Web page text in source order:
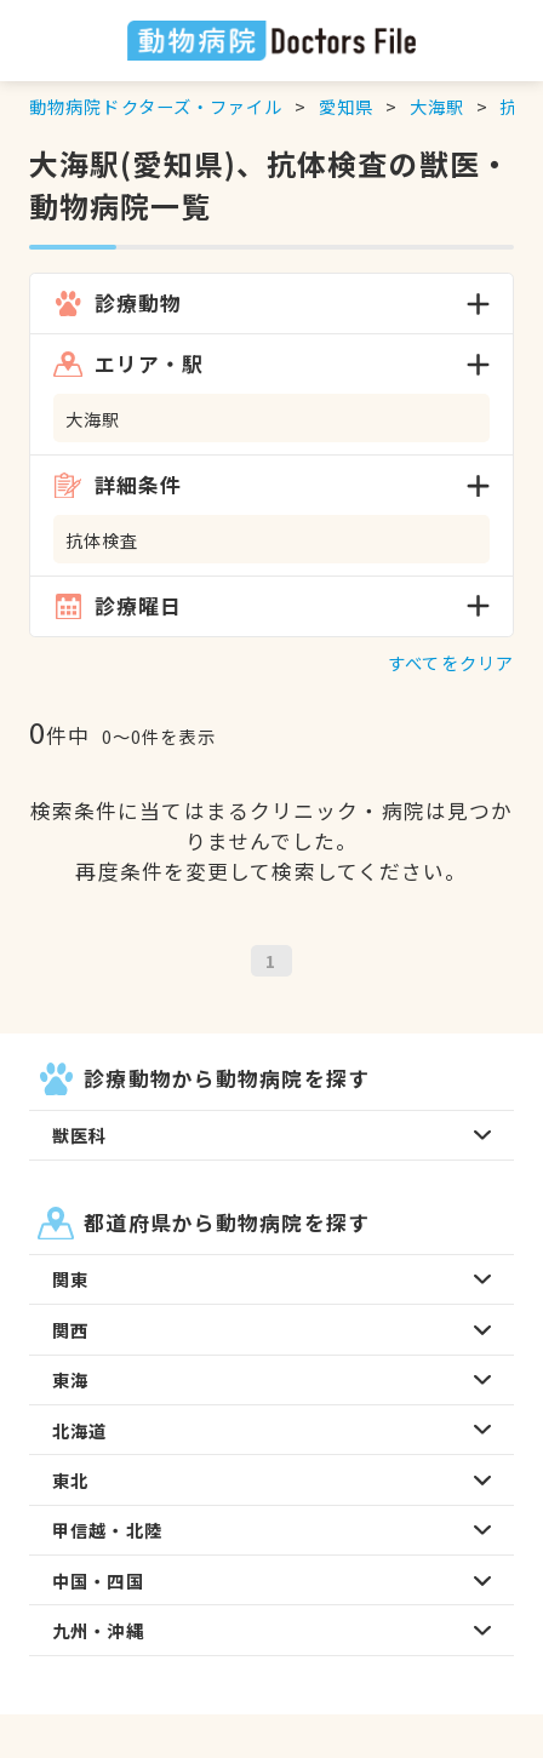
動物病院ドクターズ・ファイル 愛知県 大海駅 抗体
大海駅(愛知県)、抗体検査の獣医・
動物病院一覧
診療動物
エリア・駅
大海駅
詳細条件
抗体検査
診療曜日
すべてをクリア
0件中 0〜0件を表示
検索条件に当てはまるクリニック・病院は見つか
りませんでした。
再度条件を変更して検索してください。
1
診療動物から動物病院を探す
獣医科
都道府県から動物病院を探す
関東
関西
東海
北海道
東北
甲信越・北陸
中国・四国
九州・沖縄